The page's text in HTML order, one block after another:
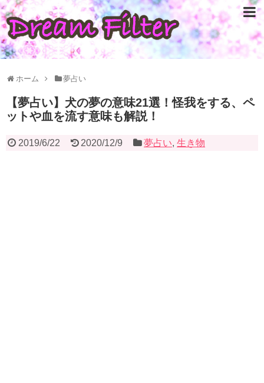
ホーム 夢占い
【夢占い】犬の夢の意味21選！怪我をする、ペ
ットや血を流す意味も解説！
2019/6/22 2020/12/9 夢占い,生き物